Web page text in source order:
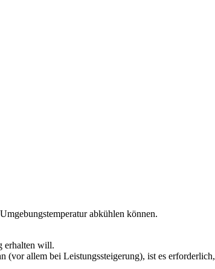
abkühlen können.
erhalten will.
(vor allem bei Leistungssteigerung), ist es erforderlich,